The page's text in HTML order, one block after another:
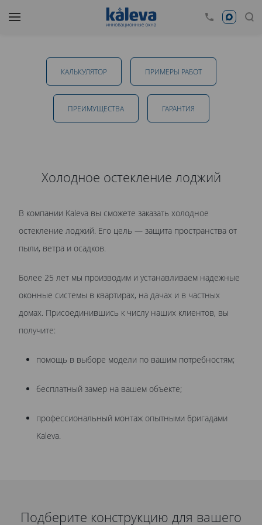
Холодное остекление лоджий в Пензе
от 13 700 руб.
политикой обработки персональных данныхознакомлен.
КАЛЬКУЛЯТОР ПРИМЕРЫ РАБОТ
ПРЕИМУЩЕСТВА ГАРАНТИЯ
Холодное остекление лоджий
В компании Kaleva вы сможете заказать холодное
остекление лоджий. Его цель — защита пространства от
пыли, ветра и осадков.
Более 25 лет мы производим и устанавливаем надежные
оконные системы в квартирах, на дачах и в частных
домах. Присоединившись к числу наших клиентов, вы
получите:
помощь в выборе модели по вашим потребностям;
бесплатный замер на вашем объекте;
профессиональный монтаж опытными бригадами
Kaleva.
Подберите конструкцию для вашего